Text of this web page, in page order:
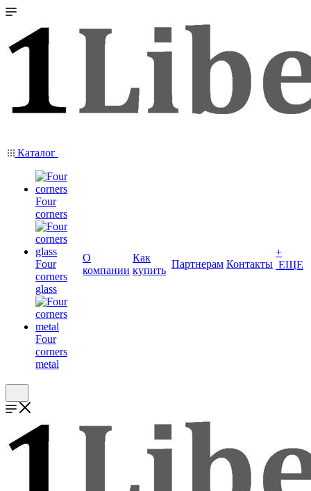
Каталог
Four
corners
Four
corners
glass
Four
corners
metal
О
компании
Как
купить
Партнерам Контакты
+
ЕЩЕ